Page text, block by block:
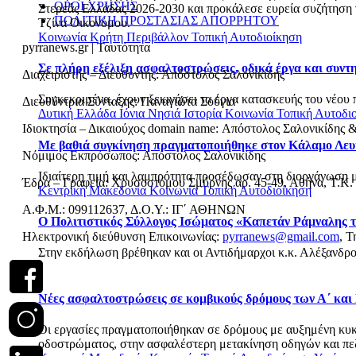
Στερεάς Ελλάδας 2026-2030 και προκάλεσε ευρεία συζήτηση
Τζίνα Οικονόμου.
Κοινωνία Κρήτη Περιβάλλον Τοπική Αυτοδιοίκηση
Σε πλήρη εξέλιξη ασφαλτοστρώσεις, οδικά έργα και
Συγκεκριμένα, έχουν ξεκινήσει τα έργα κατασκευής του
Δυτική Ελλάδα Ιόνια Νησιά Ιστορία Κοινωνία Τοπική
Με βαθιά συγκίνηση πραγματοποιήθηκε στον Κάλαμο
Ιδιαίτερη τιμή και λαμπρότητα προσέδωσαν στη διοργάνωση
Κεντρική ΜακεδονίαΚοινωνίαΤοπική Αυτοδιοίκηση
Ο Πολιτιστικός Σύλλογος Ισώματος «Καπετάν Ράμναλης
Στην εκδήλωση βρέθηκαν και οι Αντιδήμαρχοι κ.κ.
Νέες ασφαλτοστρώσεις σε κομβικούς δρόμους των Α΄
Οι εργασίες πραγματοποιήθηκαν σε δρόμους με αυξημένη
οδοστρώματος, στην ασφαλέστερη μετακίνηση οδηγών και
ΟΡΟΙ ΧΡΗΣΗΣ
ΠΟΛΙΤΙΚΗ ΠΡΟΣΤΑΣΙΑΣ ΑΠΟΡΡΗΤΟΥ
pyrranews.gr | Ταυτότητα
Διαχειριστής – Διευθυντής: Απόστολος Σαλονικίδης
Διευθύντρια Σύνταξης: Παναγιώτα Σούγια
Ιδιοκτησία – Δικαιούχος domain name: Απόστολος
Νόμιμος Εκπρόσωπος: Απόστολος Σαλονικίδης
Έδρα – Γραφεία: Χρυσοστόμου Σμύρνης αρ. 45-49, Αθήνα, Τ.Κ.
Α.Φ.Μ.: 099112637, Δ.Ο.Υ.: ΙΓ΄ ΑΘΗΝΩΝ
Ηλεκτρονική διεύθυνση Επικοινωνίας: pyrranews@gmail.com,